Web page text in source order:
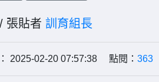
/ 張貼者 訓育組長
2025-02-20 07:57:38 點閱： 363